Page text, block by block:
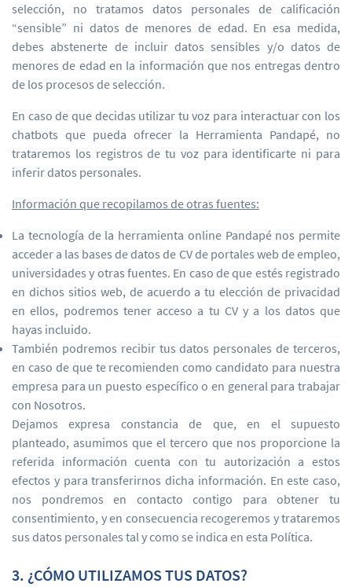
selección, no tratamos datos personales de calificación
“sensible” ni datos de menores de edad. En esa medida,
debes abstenerte de incluir datos sensibles y/o datos de
menores de edad en la información que nos entregas dentro
de los procesos de selección.
En caso de que decidas utilizar tu voz para interactuar con los
chatbots que pueda ofrecer la Herramienta Pandapé, no
trataremos los registros de tu voz para identificarte ni para
inferir datos personales.
Información que recopilamos de otras fuentes:
La tecnología de la herramienta online Pandapé nos permite
acceder a las bases de datos de CV de portales web de empleo,
universidades y otras fuentes. En caso de que estés registrado
en dichos sitios web, de acuerdo a tu elección de privacidad
en ellos, podremos tener acceso a tu CV y a los datos que
hayas incluido.
También podremos recibir tus datos personales de terceros,
en caso de que te recomienden como candidato para nuestra
empresa para un puesto específico o en general para trabajar
con Nosotros.
Dejamos expresa constancia de que, en el supuesto
planteado, asumimos que el tercero que nos proporcione la
referida información cuenta con tu autorización a estos
efectos y para transferirnos dicha información. En este caso,
nos pondremos en contacto contigo para obtener tu
consentimiento, y en consecuencia recogeremos y trataremos
sus datos personales tal y como se indica en esta Política.
3. ¿CÓMO UTILIZAMOS TUS DATOS?